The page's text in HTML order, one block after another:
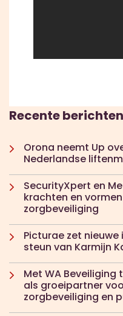
Recente berichten
Orona neemt Up
Nederlandse
SecurityXpert en
krachten en
zorgbeveiliging
Picturae zet
steun van Karmijn
Met WA
als groeipartner
zorgbeveiliging en